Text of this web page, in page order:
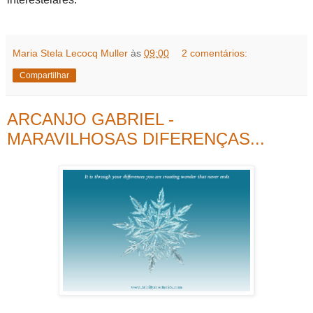
Maria Stela Lecocq Muller às 09:00 2 comentários:
Compartilhar
ARCANJO GABRIEL -
MARAVILHOSAS DIFERENÇAS...